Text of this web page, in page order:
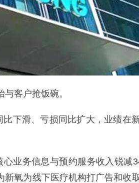
客户抢饭碗。
下滑、亏损同比扩大，业绩在
业务信息与预约服务收入锐减
氧为线下医疗机构打广告和收